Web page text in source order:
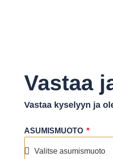
Vastaa
Vastaa kyselyyn ja
ASUMISMUOTO